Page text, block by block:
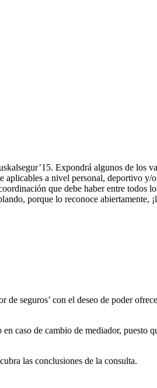
Expondrá algunos de los
a nivel personal, deportivo
que debe haber entre todos
porque lo reconoce abiertamente,
seguros’ con el deseo de poder
caso de cambio de mediador, puesto
las conclusiones de la consulta.